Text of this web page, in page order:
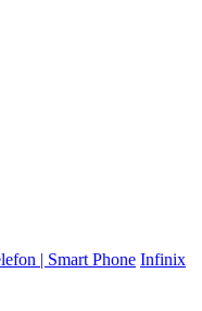
| Smart Phone Infinix